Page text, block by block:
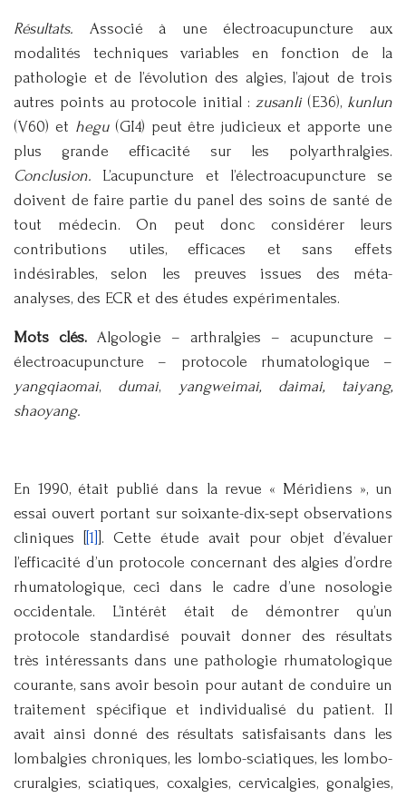
Résultats. Associé à une électroacupuncture aux
modalités techniques variables en fonction de la
pathologie et de l’évolution des algies, l’ajout de trois
autres points au protocole initial : zusanli(E36), kunlun
(V60) et hegu(GI4) peut être judicieux et apporte une
plus grande efficacité sur les polyarthralgies.
Conclusion. L’acupuncture et l’électroacupuncture se
doivent de faire partie du panel des soins de santé de
tout médecin. On peut donc considérer leurs
contributions utiles, efficaces et sans effets
indésirables, selon les preuves issues des méta-
analyses, des ECR et des études expérimentales.
Mots clés. Algologie – arthralgies – acupuncture –
électroacupuncture – protocole rhumatologique –
yangqiaomai, dumai,
yangweimai, daimai, taiyang,
shaoyang.
En 1990, était publié dans la revue « Méridiens », un
essai ouvert portant sur soixante-dix-sept observations
cliniques [
[1] ]. Cette étude avait pour objet d’évaluer
l’efficacité d’un protocole concernant des algies d’ordre
rhumatologique, ceci dans le cadre d’une nosologie
occidentale. L’intérêt était de démontrer qu’un
protocole standardisé pouvait donner des résultats
très intéressants dans une pathologie rhumatologique
courante, sans avoir besoin pour autant de conduire un
traitement spécifique et individualisé du patient. Il
avait ainsi donné des résultats satisfaisants dans les
lombalgies chroniques, les lombo-sciatiques, les lombo-
cruralgies, sciatiques, coxalgies, cervicalgies, gonalgies,